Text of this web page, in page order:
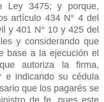
Ley 3475; y porque,
artículo 434 N° 4 del
y 401 N° 10 y 425 del
y considerando que
base a la ejecución el
autoriza la firma,
e indicando su cédula
que los pagarés se
de fe, pues este